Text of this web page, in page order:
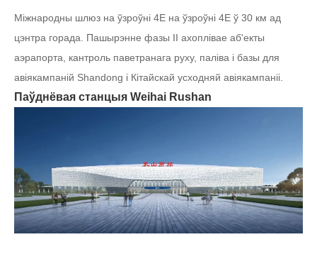
Міжнародны шлюз на ўзроўні 4E на ўзроўні 4E ў 30 км ад
цэнтра горада. Пашырэнне фазы II ахоплівае аб'екты
аэрапорта, кантроль паветранага руху, паліва і базы для
авіякампаній Shandong і Кітайскай усходняй авіякампаніі.
Паўднёвая станцыя Weihai Rushan